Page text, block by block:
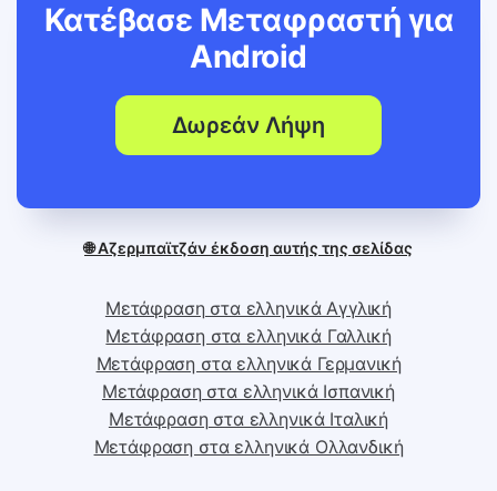
Κατέβασε Μεταφραστή για
Android
Δωρεάν Λήψη
🌐 Αζερμπαϊτζάν έκδοση αυτής της σελίδας
Μετάφραση στα ελληνικά Αγγλική
Μετάφραση στα ελληνικά Γαλλική
Μετάφραση στα ελληνικά Γερμανική
Μετάφραση στα ελληνικά Ισπανική